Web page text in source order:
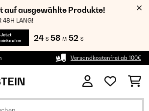
auf ausgewählte Produkte!
48H LANG!
Jetzt
einkaufen
24 S 58 M 52 S
Versandkostenfrei ab 100€